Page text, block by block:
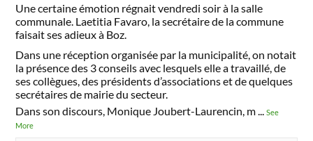
Une certaine émotion régnait vendredi soir à la salle
communale. Laetitia Favaro, la secrétaire de la commune
faisait ses adieux à Boz.
Dans une réception organisée par la municipalité, on notait
la présence des 3 conseils avec lesquels elle a travaillé, de
ses collègues, des présidents d’associations et de quelques
secrétaires de mairie du secteur.
Dans son discours, Monique Joubert-Laurencin, m
...See
More